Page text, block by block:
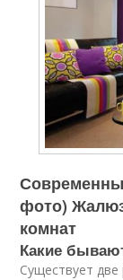
фото)
комнат
Какие
Существует